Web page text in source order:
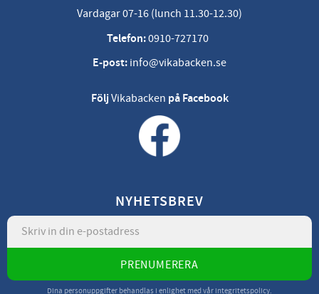
Vardagar 07-16 (lunch 11.30-12.30)
Telefon:0910-727170
E-post: info@vikabacken.se
FöljVikabacken på Facebook
NYHETSBREV
PRENUMERERA
Dina personuppgifter behandlas i enlighet med vår integritetspolicy.